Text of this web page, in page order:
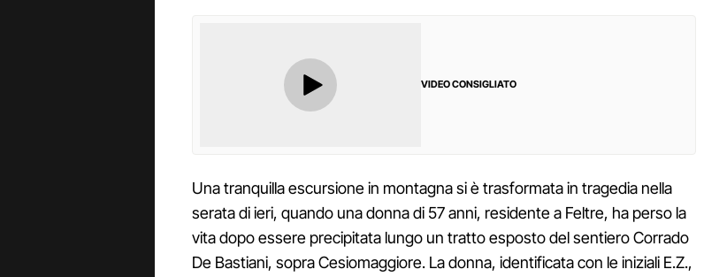
VIDEO CONSIGLIATO
Una tranquilla escursione in montagna si è trasformata in tragedia nella
serata di ieri, quando una donna di 57 anni, residente a Feltre, ha perso la
vita dopo essere precipitata lungo un tratto esposto del sentiero Corrado
De Bastiani, sopra Cesiomaggiore. La donna, identificata con le iniziali E.Z.,